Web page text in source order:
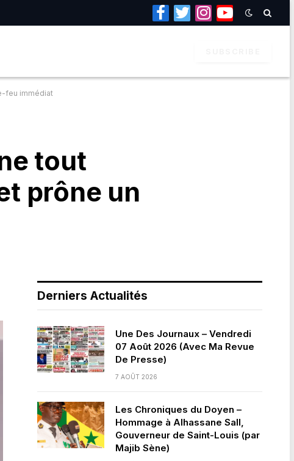
Facebook
TwitterInstagramYouTube
feu immédiat
tout
prône un
Derniers Actualités
Une Des Journaux – Vendredi
07 Août 2026 (Avec Ma Revue
De Presse)
7 AOÛT 2026
Les Chroniques du Doyen –
Hommage à Alhassane Sall,
Gouverneur de Saint-Louis (par
Majib Sène)